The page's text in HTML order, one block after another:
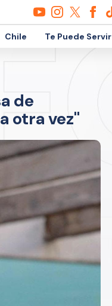
Chile Te Puede Servir
de
otra vez"